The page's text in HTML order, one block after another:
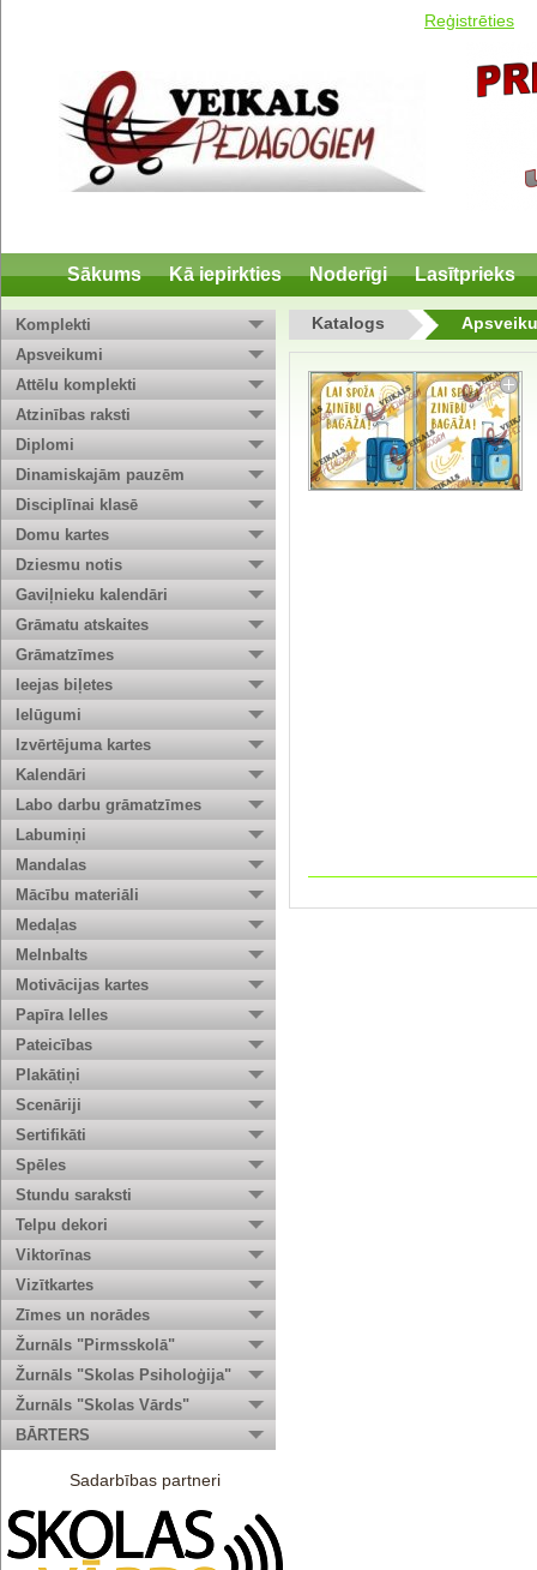
Reģistrēties
Sākums Kā iepirkties Noderīgi Lasītprieks
Komplekti
Apsveikumi
Attēlu komplekti
Atzinības raksti
Diplomi
Dinamiskajām pauzēm
Disciplīnai klasē
Domu kartes
Dziesmu notis
Gaviļnieku kalendāri
Grāmatu atskaites
Grāmatzīmes
Ieejas biļetes
Ielūgumi
Izvērtējuma kartes
Kalendāri
Labo darbu grāmatzīmes
Labumiņi
Mandalas
Mācību materiāli
Medaļas
Melnbalts
Motivācijas kartes
Papīra lelles
Pateicības
Plakātiņi
Scenāriji
Sertifikāti
Spēles
Stundu saraksti
Telpu dekori
Viktorīnas
Vizītkartes
Zīmes un norādes
Žurnāls "Pirmsskolā"
Žurnāls "Skolas Psiholoģija"
Žurnāls "Skolas Vārds"
BĀRTERS
Sadarbības partneri
Katalogs